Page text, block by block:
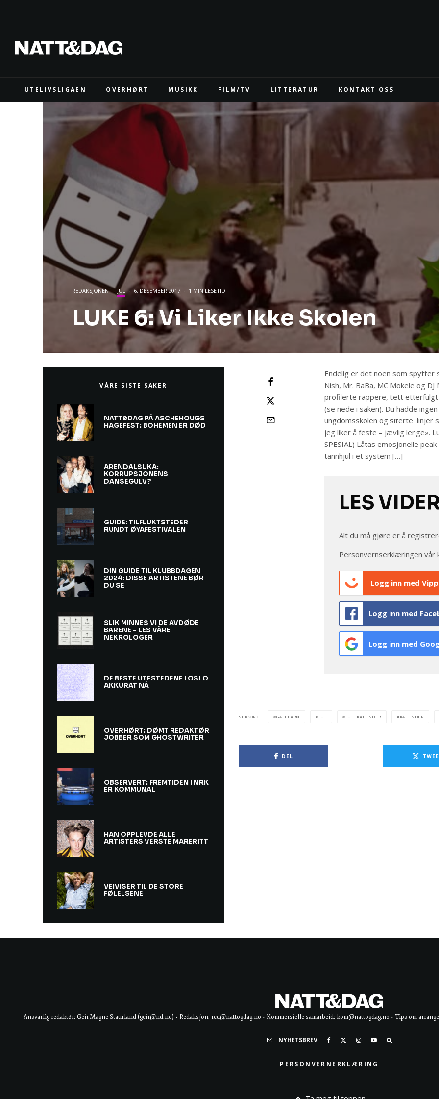
UTELIVSLIGAEN OVERHØRT MUSIKK FILM/TV LITTERATUR KONTAKT OSS
REDAKSJONEN · JUL · 6. DESEMBER 2017 · 1 MIN LESETID
LUKE 6: Vi Liker Ikke Skolen
Endelig er det noen som spytter
Nish, Mr. BaBa, MC Mokele og
profilerte rappere, tett etterfulgt
(se nede i saken). Du hadde
ungdomsskolen og siterte linjer
jeg liker å feste – jævlig lenge».
SPESIAL) Låtas emosjonelle
tannhjul i et system […]
LES
Alt du må gjøre er å
Personvernserklæringen vår
Logg inn med
Logg inn med
Logg inn med
STIKKORD GATEBARN JUL JULEKALENDER KALENDER
DEL
VÅRE SISTE SAKER
NATT&DAG PÅ ASCHEHOUGS
HAGEFEST: BOHEMEN ER DØD
ARENDALSUKA:
KORRUPSJONENS
DANSEGULV?
GUIDE: TILFLUKTSTEDER
RUNDT ØYAFESTIVALEN
DIN GUIDE TIL KLUBBDAGEN
2024: DISSE ARTISTENE BØR
DU SE
SLIK MINNES VI DE AVDØDE
BARENE – LES VÅRE
NEKROLOGER
DE BESTE UTESTEDENE I OSLO
AKKURAT NÅ
OVERHØRT: DØMT REDAKTØR
JOBBER SOM GHOSTWRITER
OBSERVERT: FREMTIDEN I NRK
ER KOMMUNAL
HAN OPPLEVDE ALLE
ARTISTERS VERSTE MARERITT
VEIVISER TIL DE STORE
FØLELSENE
Ansvarlig redaktør: Geir Magne Staurland (geir@nd.no) • Redaksjon: red@nattogdag.no • Kommersielle samarbeid: kom@nattogdag.no • Tips om
NYHETSBREV
PERSONVERNERKLÆRING